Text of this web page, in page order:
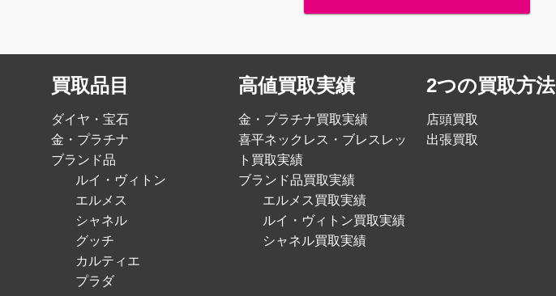
買取品目
ダイヤ・宝石
金・プラチナ
ブランド品
ルイ・ヴィトン
エルメス
シャネル
グッチ
カルティエ
プラダ
高値買取実績
金・プラチナ買取実績
喜平ネックレス・ブレスレッ
ト買取実績
ブランド品買取実績
エルメス買取実績
ルイ・ヴィトン買取実績
シャネル買取実績
2つの買取方法
店頭買取
出張買取